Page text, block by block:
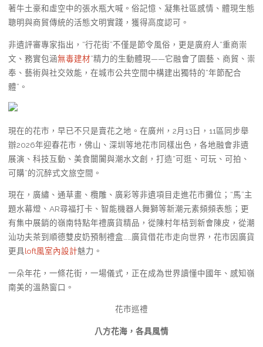
著牛土豪和虛空中的張水瓶大喊。俗記憶、凝集社區感情、體現生態
聰明與商貿傳統的活態文明實踐，獲得高度認可。
非遺評審專家指出，“行花街”不僅是節令風俗，更是廣府人“重商崇
文、務實包涵無毒建材”精力的生動體現——它融會了園藝、商貿、崇
奉、藝術與社交效能，在城市公共空間中構建出獨特的“年節配合
體”。
現在的花市，早已不只是賣花之地。在廣州，2月13日，11區同步舉
辦2026年迎春花市，佛山、深圳等地花市同樣出色，各地融會非遺
展演、科技互動、美食闤闠與潮水文創，打造“可逛、可玩、可拍、
可購”的沉醉式文旅空間。
現在，廣繡、通草畫、欖雕、廣彩等非遺項目走進花市攤位；“馬”主
題水幕燈、AR尋福打卡、智能機器人舞獅等新潮元素頻頻表態；更
有集中展銷的嶺南特點年禮廣貨精品，從陳村年桔到新會陳皮，從潮
汕功夫茶到順德雙皮奶預制禮盒……廣貨借花市走向世界，花市因廣貨
更具loft風室內設計魅力。
一朵年花，一條花街，一場儀式，正在成為世界讀懂中國年、感知嶺
南美的溫熱窗口。
花市巡禮
八方花海，各具風情